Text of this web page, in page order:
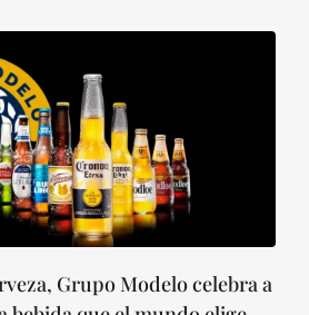
Grupo Modelo celebra a